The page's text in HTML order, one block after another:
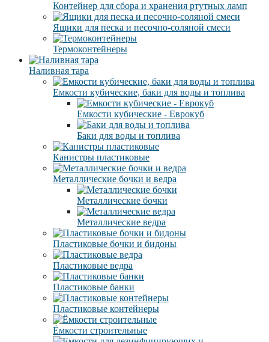
Контейнер для сбора и хранения ртутных ламп
Ящики для песка и песочно-соляной смеси
Термоконтейнеры
Наливная тара
Емкости кубические, баки для воды и топлива
Емкости кубические - Еврокуб
Баки для воды и топлива
Канистры пластиковые
Металлические бочки и ведра
Металлические бочки
Металлические ведра
Пластиковые бочки и бидоны
Пластиковые ведра
Пластиковые банки
Пластиковые контейнеры
Ёмкости строительные